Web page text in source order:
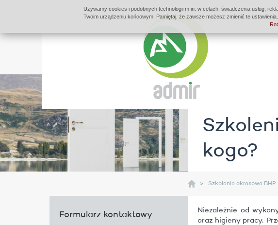
kogo?
Szkolenie okresowe
Formularz kontaktowy
Niezależnie od
oraz higieny pracy.
Używamy cookies i podobnych technologii m.in. w celach: świadczenia usług,
Twoim urządzeniu końcowym. Pamiętaj, że zawsze możesz zmienić te